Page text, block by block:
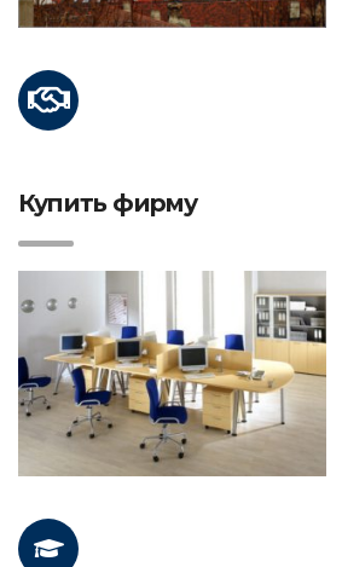
Купить фирму